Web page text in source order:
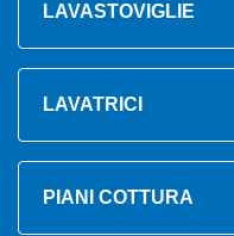
LAVASTOVIGLIE
LAVATRICI
PIANI COTTURA